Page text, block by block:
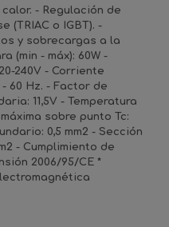
- Regulación de
(TRIAC o IGBT). -
y sobrecargas a la
(min - máx): 60W -
240V - Corriente
- 60 Hz. - Factor de
11,5V - Temperatura
sobre punto Tc:
0,5 mm2 - Sección
- Cumplimiento de
2006/95/CE *